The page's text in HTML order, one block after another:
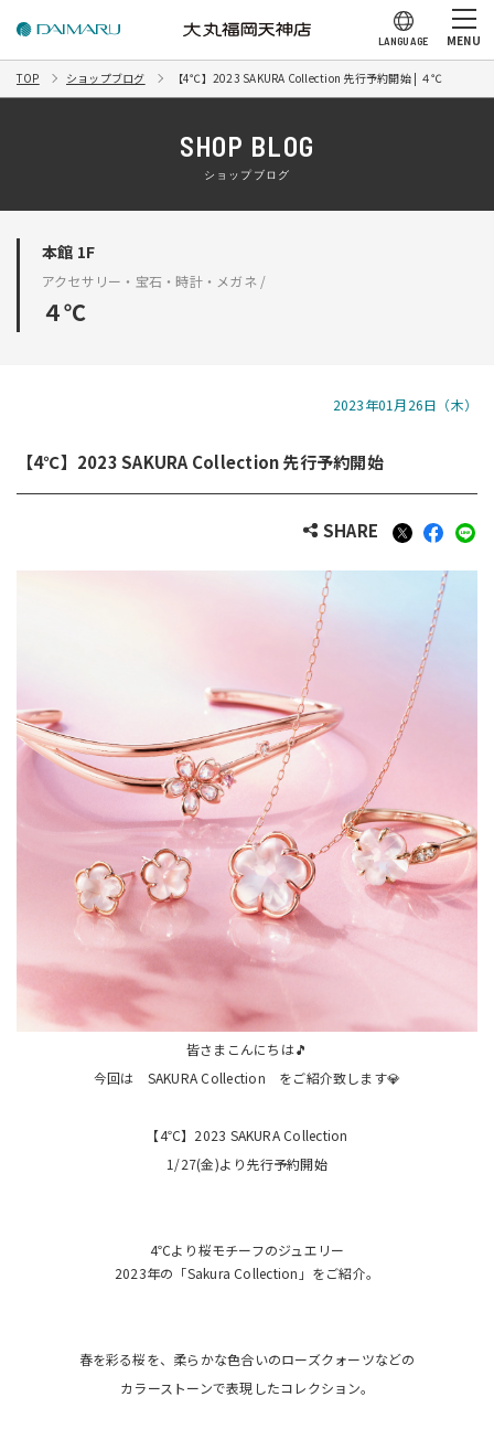
LANGUAGE MENU
TOP ショップブログ 【4℃】2023 SAKURA Collection 先行予約開始 | ４℃
SHOP BLOG
ショップブログ
本館 1F
アクセサリー・宝石・時計・メガネ /
４℃
2023年01月26日（木）
【4℃】2023 SAKURA Collection 先行予約開始
SHARE
皆さまこんにちは🎵
今回は SAKURA Collection をご紹介致します💎
【4℃】2023 SAKURA Collection
1/27(金)より先行予約開始
4℃より桜モチーフのジュエリー
2023年の「Sakura Collection」をご紹介。
春を彩る桜を、柔らかな色合いのローズクォーツなどの
カラーストーンで表現したコレクション。